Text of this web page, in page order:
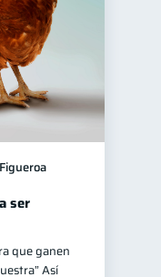
ser
que ganen
Así